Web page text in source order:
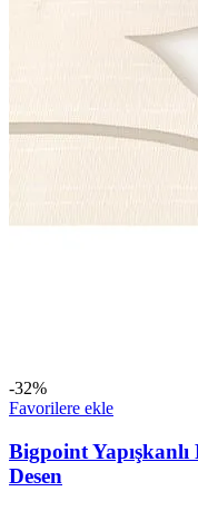
-32%
Favorilere ekle
Bigpoint Yapışkanlı
Desen